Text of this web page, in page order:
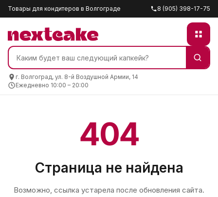
Товары для кондитеров в Волгограде 8 (905) 398-17-75
г. Волгоград, ул. 8-й Воздушной Армии, 14
Ежедневно 10:00 – 20:00
404
Страница не найдена
Возможно, ссылка устарела после обновления сайта.